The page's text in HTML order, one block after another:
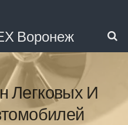
Воронеж
Легковых И